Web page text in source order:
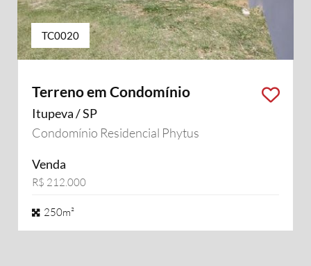
TC0020
Terreno em Condomínio
Itupeva / SP
Condomínio Residencial Phytus
Venda
R$ 212.000
250m²